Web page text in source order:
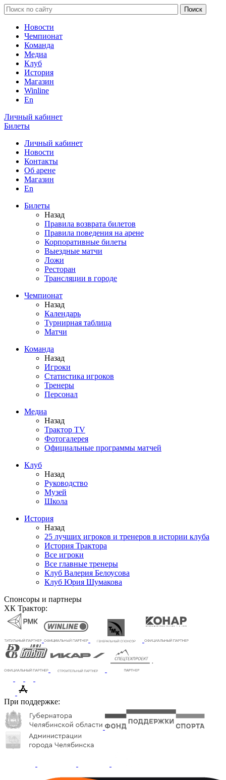
Новости
Чемпионат
Команда
Медиа
Клуб
История
Магазин
Winline
En
Личный кабинет
Билеты
Личный кабинет
Новости
Контакты
Об арене
Магазин
En
Билеты
Назад
Правила возврата билетов
Правила поведения на арене
Корпоративные билеты
Выездные матчи
Ложи
Ресторан
Трансляции в городе
Чемпионат
Назад
Календарь
Турнирная таблица
Матчи
Команда
Назад
Игроки
Статистика игроков
Тренеры
Персонал
Медиа
Назад
Трактор TV
Фотогалерея
Официальные программы матчей
Клуб
Назад
Руководство
Музей
Школа
История
Назад
25 лучших игроков и тренеров в истории клуба
История Трактора
Все игроки
Все главные тренеры
Клуб Валерия Белоусова
Клуб Юрия Шумакова
Спонсоры и партнеры
ХК Трактор:
При поддержке: